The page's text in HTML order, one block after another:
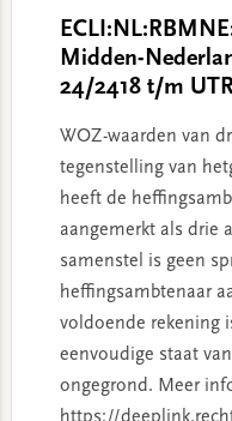
Midden-
24/2418 t/m
WOZ-waarden van
tegenstelling van
heeft de
aangemerkt als drie
samenstel is geen
heffingsambtenaar
voldoende rekening
eenvoudige staat
ongegrond. Meer